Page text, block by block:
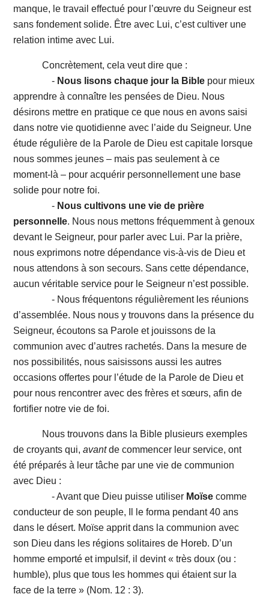
manque, le travail effectué pour l’œuvre du Seigneur est
sans fondement solide. Être avec Lui, c’est cultiver une
relation intime avec Lui.
Concrètement, cela veut dire que :
- Nous lisons chaque jour la Bible pour mieux
apprendre à connaître les pensées de Dieu. Nous
désirons mettre en pratique ce que nous en avons saisi
dans notre vie quotidienne avec l’aide du Seigneur. Une
étude régulière de la Parole de Dieu est capitale lorsque
nous sommes jeunes – mais pas seulement à ce
moment-là – pour acquérir personnellement une base
solide pour notre foi.
- Nous cultivons une vie de prière
personnelle. Nous nous mettons fréquemment à genoux
devant le Seigneur, pour parler avec Lui. Par la prière,
nous exprimons notre dépendance vis-à-vis de Dieu et
nous attendons à son secours. Sans cette dépendance,
aucun véritable service pour le Seigneur n’est possible.
- Nous fréquentons régulièrement les réunions
d’assemblée. Nous nous y trouvons dans la présence du
Seigneur, écoutons sa Parole et jouissons de la
communion avec d’autres rachetés. Dans la mesure de
nos possibilités, nous saisissons aussi les autres
occasions offertes pour l’étude de la Parole de Dieu et
pour nous rencontrer avec des frères et sœurs, afin de
fortifier notre vie de foi.
Nous trouvons dans la Bible plusieurs exemples
de croyants qui,avantde commencer leur service, ont
été préparés à leur tâche par une vie de communion
avec Dieu :
- Avant que Dieu puisse utiliser Moïsecomme
conducteur de son peuple, Il le forma pendant 40 ans
dans le désert. Moïse apprit dans la communion avec
son Dieu dans les régions solitaires de Horeb. D’un
homme emporté et impulsif, il devint « très doux (ou :
humble), plus que tous les hommes qui étaient sur la
face de la terre » (Nom. 12 : 3).